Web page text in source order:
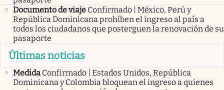
Documento de viaje Confirmado | México, Perú y
República Dominicana prohíben el ingreso al país a
todos los ciudadanos que posterguen la renovación de su
pasaporte
Últimas noticias
Medida Confirmado | Estados Unidos, República
Dominicana y Colombia bloquean el ingreso a quienes